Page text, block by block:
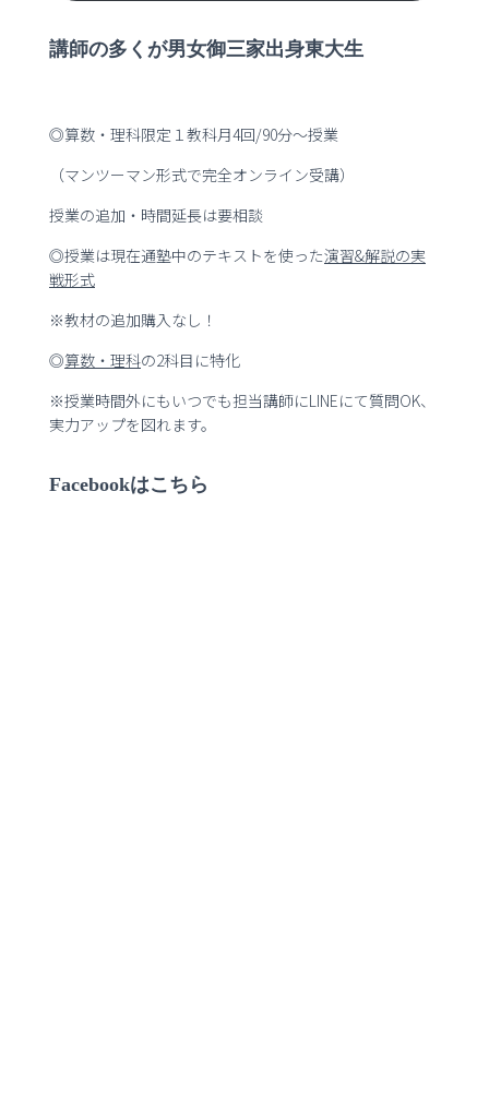
講師の多くが男女御三家出身東大生
◎算数・理科限定１教科月4回/90分～授業
（マンツーマン形式で完全オンライン受講）
授業の追加・時間延長は要相談
◎授業は現在通塾中のテキストを使った演習&解説の実
戦形式
※教材の追加購入なし！
◎算数・理科の2科目に特化
※授業時間外にもいつでも担当講師にLINEにて質問OK、
実力アップを図れます。
Facebookはこちら